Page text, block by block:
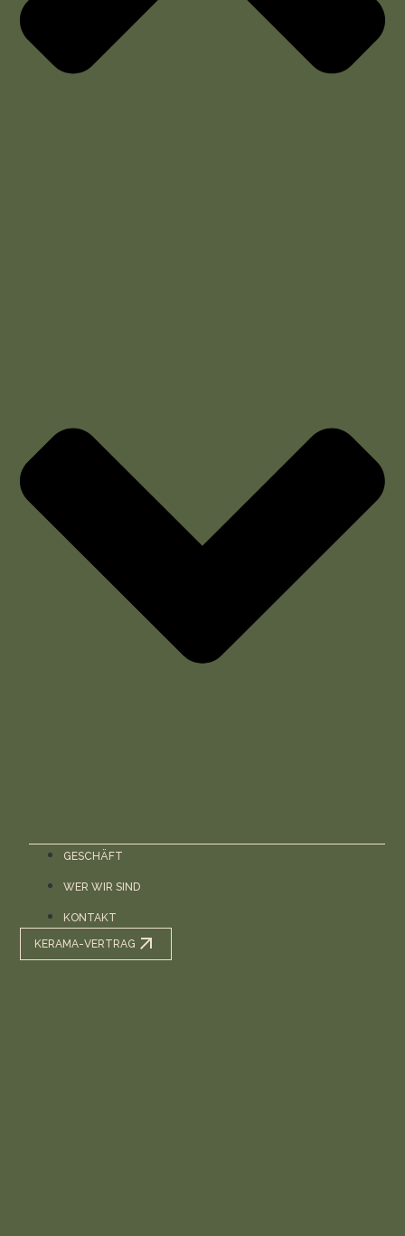
GESCHÄFT
WER WIR SIND
KONTAKT
KERAMA-VERTRAG